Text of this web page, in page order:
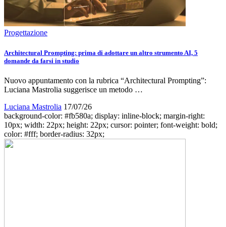
Progettazione
Architectural Prompting: prima di adottare un altro strumento AI, 5
domande da farsi in studio
Nuovo appuntamento con la rubrica “Architectural Prompting”:
Luciana Mastrolia suggerisce un metodo …
Luciana Mastrolia 17/07/26
background-color: #fb580a; display: inline-block; margin-right:
10px; width: 22px; height: 22px; cursor: pointer; font-weight: bold;
color: #fff; border-radius: 32px;